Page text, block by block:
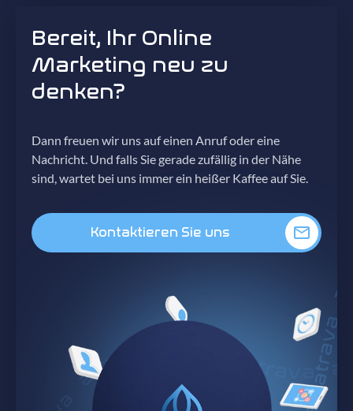
Bereit, Ihr Online
Marketing neu zu
denken?
Dann freuen wir uns auf einen Anruf oder eine
Nachricht. Und falls Sie gerade zufällig in der Nähe
sind, wartet bei uns immer ein heißer Kaffee auf Sie.
Kontaktieren Sie uns